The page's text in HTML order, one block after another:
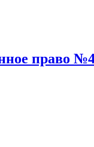
право №4